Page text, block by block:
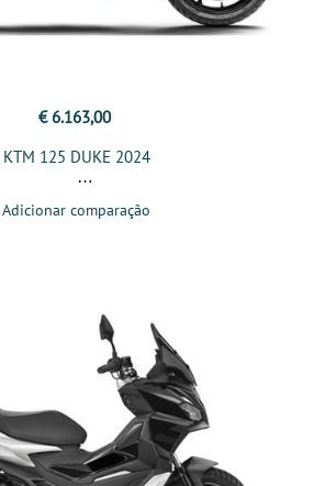
€ 6.163,00
KTM 125 DUKE 2024
Adicionar comparação